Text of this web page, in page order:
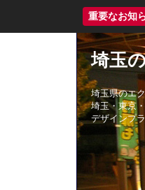
重要なお知
埼玉
埼玉県のエ
埼玉・東京
デザインプ